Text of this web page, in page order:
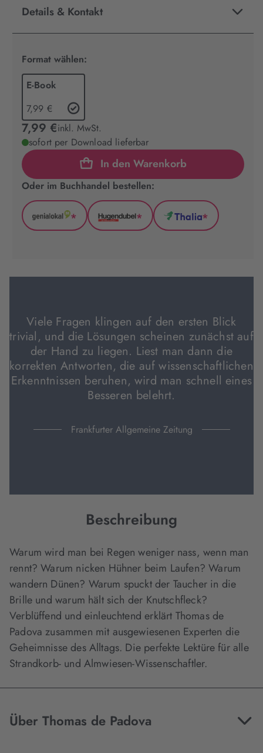
Details & Kontakt
Format wählen:
E-Book
7,99 €
7,99 €inkl. MwSt.
sofort per Download lieferbar
In den Warenkorb
Oder im Buchhandel bestellen:
GenialLokal
Tab
*
Hugendubel
Tab
*
Thalia
Tab
*
Viele Fragen klingen auf den ersten Blick
trivial, und die Lösungen scheinen zunächst auf
der Hand zu liegen. Liest man dann die
korrekten Antworten, die auf wissenschaftlichen
Erkenntnissen beruhen, wird man schnell eines
Besseren belehrt.
Frankfurter Allgemeine Zeitung
Beschreibung
Warum wird man bei Regen weniger nass, wenn man
rennt? Warum nicken Hühner beim Laufen? Warum
wandern Dünen? Warum spuckt der Taucher in die
Brille und warum hält sich der Knutschfleck?
Verblüffend und einleuchtend erklärt Thomas de
Padova zusammen mit ausgewiesenen Experten die
Geheimnisse des Alltags. Die perfekte Lektüre für alle
Strandkorb- und Almwiesen-Wissenschaftler.
Über Thomas de Padova